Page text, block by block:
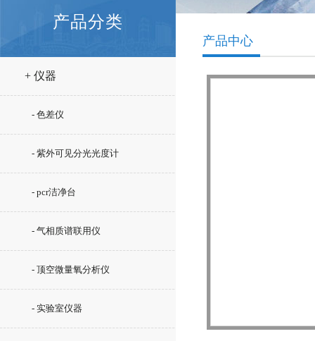
产品分类
+ 仪器
- 色差仪
- 紫外可见分光光度计
- pcr洁净台
- 气相质谱联用仪
- 顶空微量氧分析仪
- 实验室仪器
产品中心